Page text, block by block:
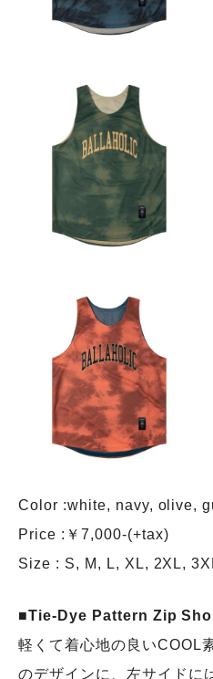
Color :white, navy, olive,
Price :￥7,000-(+tax)
Size : S, M, L, XL, 2XL,
■Tie-Dye Pattern Zip
軽くて着心地の良いCOOL
のデザインに、左サイドに